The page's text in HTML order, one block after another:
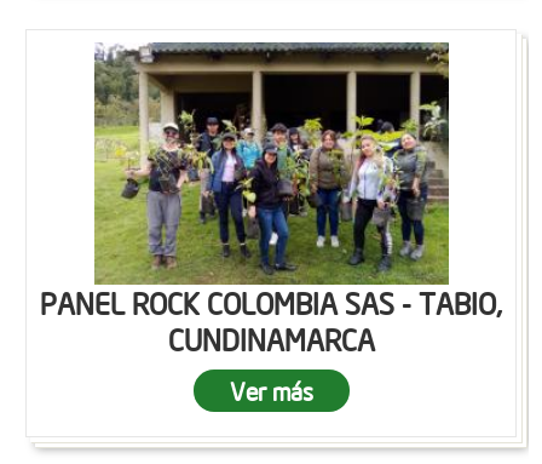
PANEL ROCK COLOMBIA SAS - TABIO,
CUNDINAMARCA
Ver más